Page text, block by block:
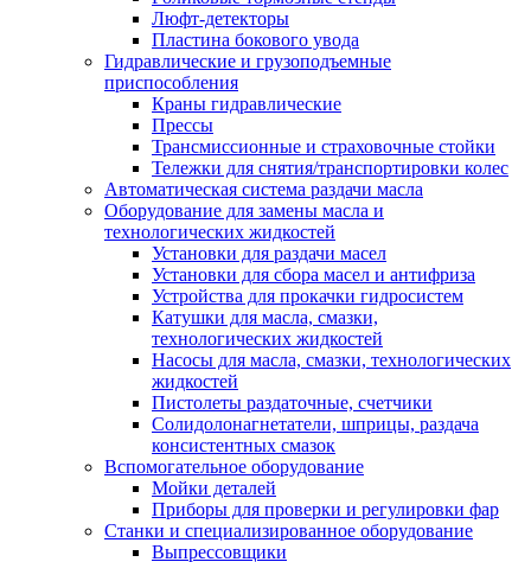
Люфт-детекторы
Пластина бокового увода
Гидравлические и грузоподъемные
приспособления
Краны гидравлические
Прессы
Трансмиссионные и страховочные стойки
Тележки для снятия/транспортировки колес
Автоматическая система раздачи масла
Оборудование для замены масла и
технологических жидкостей
Установки для раздачи масел
Установки для сбора масел и антифриза
Устройства для прокачки гидросистем
Катушки для масла, смазки,
технологических жидкостей
Насосы для масла, смазки, технологических
жидкостей
Пистолеты раздаточные, счетчики
Солидолонагнетатели, шприцы, раздача
консистентных смазок
Вспомогательное оборудование
Мойки деталей
Приборы для проверки и регулировки фар
Станки и специализированное оборудование
Выпрессовщики